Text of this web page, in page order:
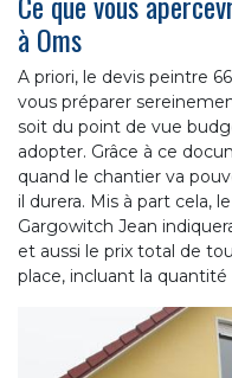
à Oms
A priori, le devis peintre
vous préparer
soit du point de vue
adopter. Grâce à ce
quand le chantier va
il durera. Mis à part cela,
Gargowitch Jean
et aussi le prix total de
place, incluant la